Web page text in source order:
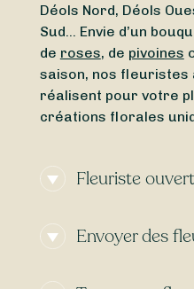
Déols Nord, Déols
Sud… Envie d’un
de roses, de pivoines
saison, nos fleuristes
réalisent pour votre
créations florales
Fleuriste
actuellementà
Envoyer des